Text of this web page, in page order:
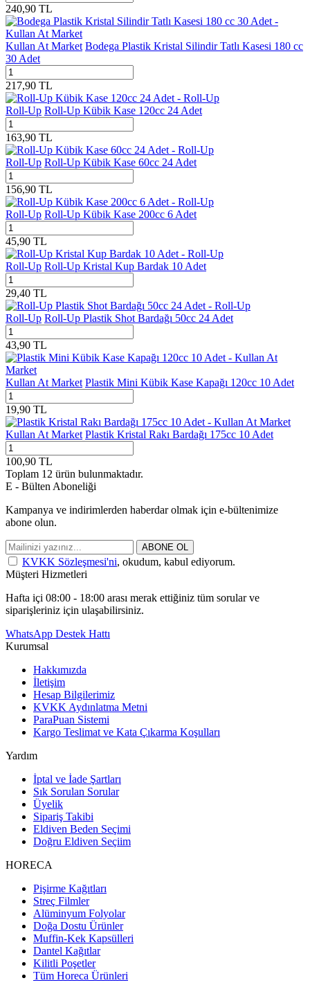
240,90 TL
Kullan At Market Bodega Plastik Kristal Silindir Tatlı Kasesi 180 cc
30 Adet
217,90 TL
Roll-Up Roll-Up Kübik Kase 120cc 24 Adet
163,90 TL
Roll-Up Roll-Up Kübik Kase 60cc 24 Adet
156,90 TL
Roll-Up Roll-Up Kübik Kase 200cc 6 Adet
45,90 TL
Roll-Up Roll-Up Kristal Kup Bardak 10 Adet
29,40 TL
Roll-Up Roll-Up Plastik Shot Bardağı 50cc 24 Adet
43,90 TL
Kullan At Market Plastik Mini Kübik Kase Kapağı 120cc 10 Adet
19,90 TL
Kullan At Market Plastik Kristal Rakı Bardağı 175cc 10 Adet
100,90 TL
Toplam 12 ürün bulunmaktadır.
E - Bülten Aboneliği
Kampanya ve indirimlerden haberdar olmak için e-bültenimize
abone olun.
ABONE OL
KVKK Sözleşmesi'ni, okudum, kabul ediyorum.
Müşteri Hizmetleri
Hafta içi 08:00 - 18:00 arası merak ettiğiniz tüm sorular ve
siparişleriniz için ulaşabilirsiniz.
WhatsApp Destek Hattı
Kurumsal
Hakkımızda
İletişim
Hesap Bilgilerimiz
KVKK Aydınlatma Metni
ParaPuan Sistemi
Kargo Teslimat ve Kata Çıkarma Koşulları
Yardım
İptal ve İade Şartları
Sık Sorulan Sorular
Üyelik
Sipariş Takibi
Eldiven Beden Seçimi
Doğru Eldiven Seçiim
HORECA
Pişirme Kağıtları
Streç Filmler
Alüminyum Folyolar
Doğa Dostu Ürünler
Muffin-Kek Kapsülleri
Dantel Kağıtlar
Kilitli Poşetler
Tüm Horeca Ürünleri